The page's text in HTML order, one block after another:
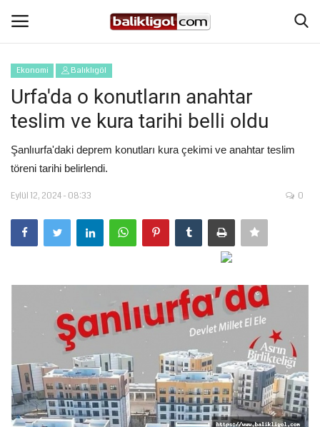
Giriş Yap
Anasayfa
Köşe Yazıları
Şanlıurfa
Eğitim
Spor
Tekno Bilim
Ekonomi
Ekonomi Balıklıgöl
Urfa'da o konutların anahtar
teslim ve kura tarihi belli oldu
Şanlıurfa'daki deprem konutları kura çekimi ve anahtar teslim
töreni tarihi belirlendi.
Eylül 12, 2024 - 08:33 0